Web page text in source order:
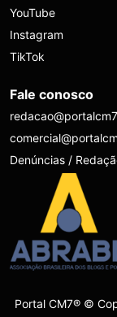
YouTube
Instagram
TikTok
Fale conosco
Denúncias /
Portal CM7® ©